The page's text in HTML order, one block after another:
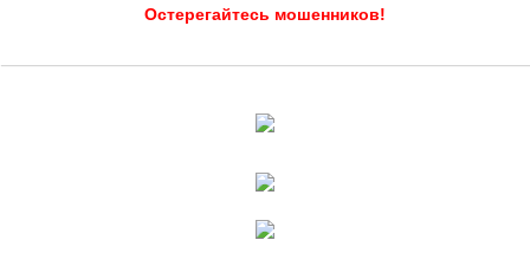
Остерегайтесь мошенников!